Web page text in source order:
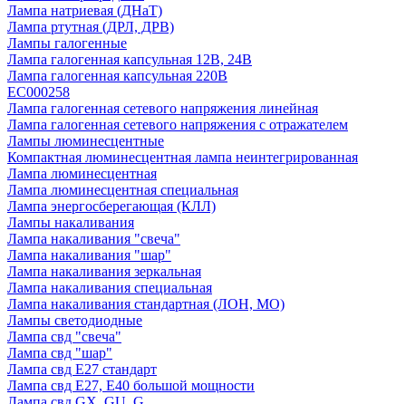
Лампа натриевая (ДНаТ)
Лампа ртутная (ДРЛ, ДРВ)
Лампы галогенные
Лампа галогенная капсульная 12В, 24В
Лампа галогенная капсульная 220В
EC000258
Лампа галогенная сетевого напряжения линейная
Лампа галогенная сетевого напряжения с отражателем
Лампы люминесцентные
Компактная люминесцентная лампа неинтегрированная
Лампа люминесцентная
Лампа люминесцентная специальная
Лампа энергосберегающая (КЛЛ)
Лампы накаливания
Лампа накаливания "свеча"
Лампа накаливания "шар"
Лампа накаливания зеркальная
Лампа накаливания специальная
Лампа накаливания стандартная (ЛОН, МО)
Лампы светодиодные
Лампа свд "свеча"
Лампа свд "шар"
Лампа свд E27 стандарт
Лампа свд E27, Е40 большой мощности